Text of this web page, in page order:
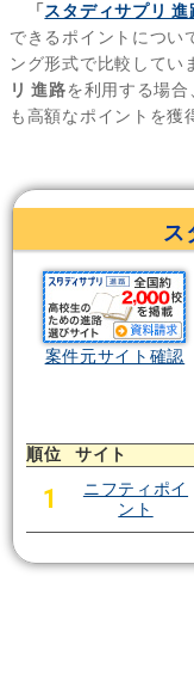
「 スタディサプリ 進
できるポイントについ
ング形式で比較してい
リ 進路を利用する場合
も高額なポイントを獲
ス
案件元サイト確認
順位 サイト
1
ニフティポイ
ント